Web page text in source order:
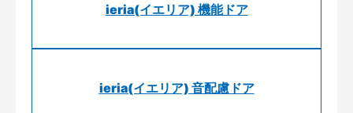
ieria(イエリア) 機能ドア
ieria(イエリア) 音配慮ドア